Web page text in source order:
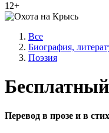
12+
Все
Биография,
Поэзия
Перевод в прозе и в